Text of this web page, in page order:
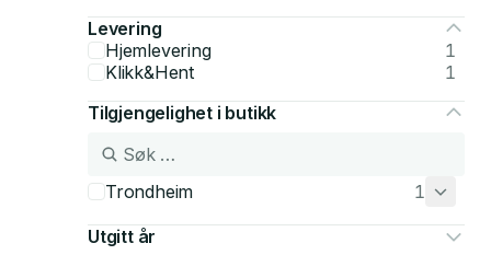
Levering
Hjemlevering
1
Klikk&Hent
1
Tilgjengelighet i butikk
Trondheim 1
Utgitt år